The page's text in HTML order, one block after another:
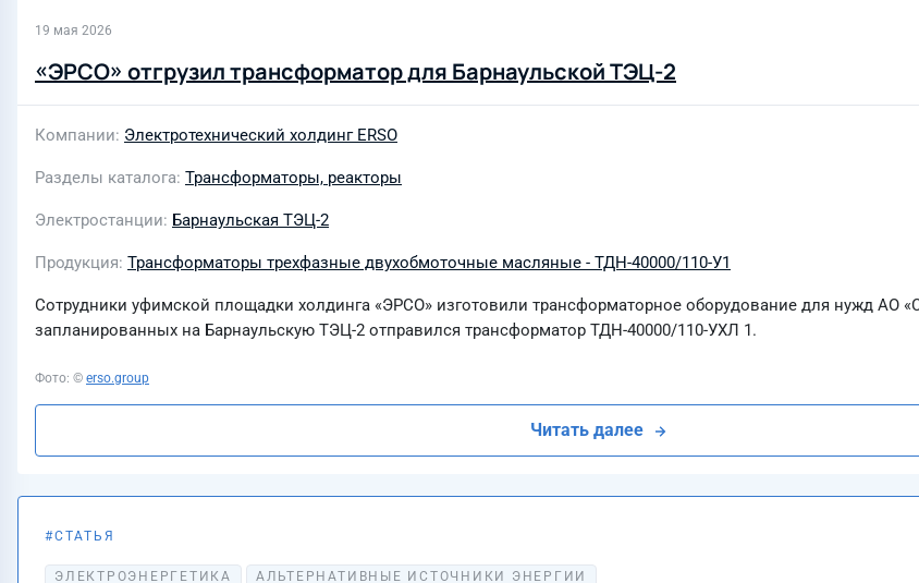
19 мая 2026
«ЭРСО» отгрузил трансформатор для Барнаульской ТЭЦ-2
Компании Электротехнический холдинг ERSO
Разделы каталога Трансформаторы, реакторы
Электростанции Барнаульская ТЭЦ-2
Продукция Трансформаторы трехфазные двухобмоточные масляные - ТДН-40000/110-У1
Сотрудники уфимской площадки холдинга «ЭРСО» изготовили трансформаторное оборудование для нужд АО
запланированных на Барнаульскую ТЭЦ-2 отправился трансформатор ТДН-40000/110-УХЛ 1.
Читать далее
Фото: © erso.group
СТАТЬЯ
24 июля 2026
ЭЛЕКТРОЭНЕРГЕТИКА
АЛЬТЕРНАТИВНЫЕ ИСТОЧНИКИ ЭНЕРГИИ